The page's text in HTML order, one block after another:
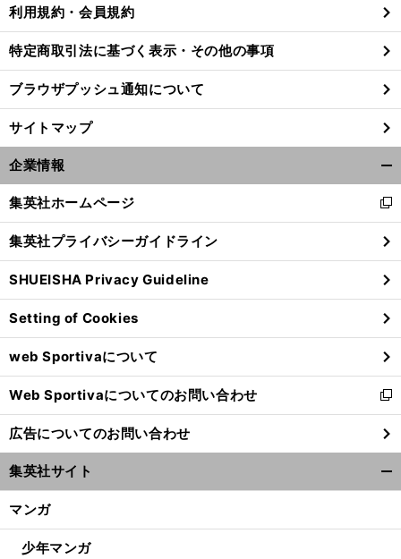
利用規約・会員規約
特定商取引法に基づく表示・その他の事項
ブラウザプッシュ通知について
サイトマップ
企業情報
閉
る
集英社ホームページ
新
し
い
ウ
ィ
ン
ド
ウ
で
開
く
集英社プライバシーガイドライン
SHUEISHA Privacy Guideline
Setting of Cookies
web Sportivaについて
Web Sportivaについてのお問い合わせ
新
し
い
ウ
ィ
ン
ウ
広告についてのお問い合わせ
集英社サイト
マンガ
少年マンガ